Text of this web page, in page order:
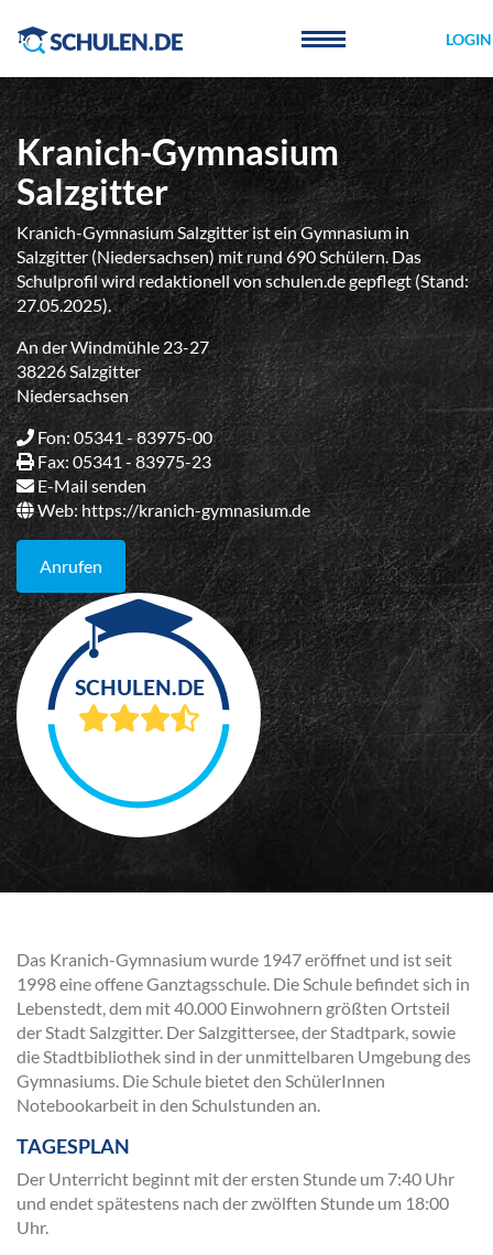
LOGIN
Kranich-Gymnasium
Salzgitter
Kranich-Gymnasium Salzgitter ist ein Gymnasium in
Salzgitter (Niedersachsen) mit rund 690 Schülern. Das
Schulprofil wird redaktionell von schulen.de gepflegt (Stand:
27.05.2025).
An der Windmühle 23-27
38226 Salzgitter
Niedersachsen
Fon: 05341 - 83975-00
Fax: 05341 - 83975-23
E-Mail senden
Web:https://kranich-gymnasium.de
Anrufen
Das Kranich-Gymnasium wurde 1947 eröffnet und ist seit
1998 eine offene Ganztagsschule. Die Schule befindet sich in
Lebenstedt, dem mit 40.000 Einwohnern größten Ortsteil
der Stadt Salzgitter. Der Salzgittersee, der Stadtpark, sowie
die Stadtbibliothek sind in der unmittelbaren Umgebung des
Gymnasiums. Die Schule bietet den SchülerInnen
Notebookarbeit in den Schulstunden an.
TAGESPLAN
Der Unterricht beginnt mit der ersten Stunde um 7:40 Uhr
und endet spätestens nach der zwölften Stunde um 18:00
Uhr.